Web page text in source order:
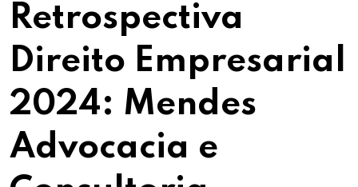
Retrospectiva
Direito Empresarial
2024: Mendes
Advocacia e